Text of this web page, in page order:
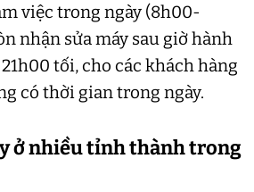
việc trong ngày (8h00-
nhận sửa máy sau giờ hành
tối, cho các khách hàng
có thời gian trong ngày.
ở nhiều tỉnh thành trong